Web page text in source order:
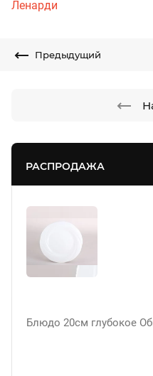
РАСПРОДАЖА
Блюдо 20см глубокое
Ленарди
Предыдущий